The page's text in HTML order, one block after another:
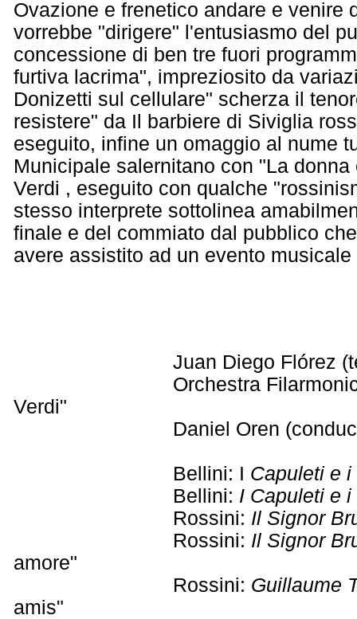
Ovazione e frenetico andare e venire
vorrebbe "dirigere" l'entusiasmo del
concessione di ben tre fuori
furtiva lacrima", impreziosito da
Donizetti sul cellulare" scherza il
resistere" da Il barbiere di Siviglia
eseguito, infine un omaggio al nume
Municipale salernitano con "La
Verdi , eseguito con qualche
stesso interprete sottolinea
finale e del commiato dal pubblico
avere assistito ad un evento
Juan Diego Flórez
Orchestra
Verdi"
Daniel Oren
Bellini: I Capuleti e
Bellini: I Capuleti e
Rossini: Il Signor
Rossini: Il Signor
amore"
Rossini: Guillaume
amis"